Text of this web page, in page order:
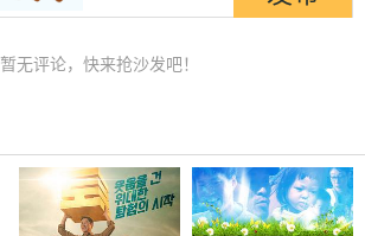
暂无评论，快来抢沙发吧！